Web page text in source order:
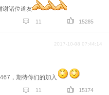
谢诸位道友
 11  15285
2017-10-08 07:44:14
，期待你们的加入
 11  15174